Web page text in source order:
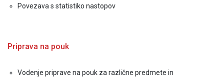
Povezava s statistiko nastopov
Priprava na pouk
Vodenje priprave na pouk za različne predmete in